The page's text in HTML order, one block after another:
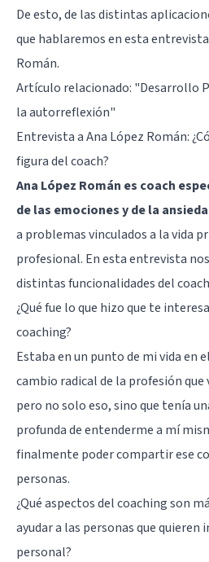
De esto, de las distintas
que hablaremos en esta
Román.
Artículo relacionado: "Desarrollo
la autorreflexión"
Entrevista a Ana López Román:
figura del coach?
Ana López Román es coach
de las emociones y de la
a problemas vinculados a la vida
profesional. En esta entrevista
distintas funcionalidades del
¿Qué fue lo que hizo que te
coaching?
Estaba en un punto de mi vida en
cambio radical de la profesión que
pero no solo eso, sino que tenía
profunda de entenderme a mí
finalmente poder compartir ese
personas.
¿Qué aspectos del coaching son
ayudar a las personas que
personal?